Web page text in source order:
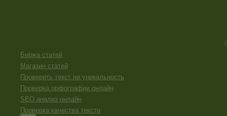
Биржа статей
Магазин статей
Проверить текст на уникальность
Проверка орфографии онлайн
SEO анализ онлайн
Проверка качества текста